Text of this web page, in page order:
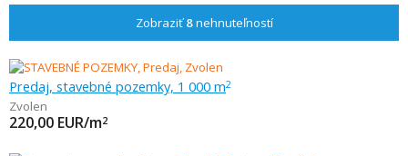
Zobraziť8nehnuteľností
Predaj, stavebné pozemky, 1 000 m2
Zvolen
220,00 EUR/m2